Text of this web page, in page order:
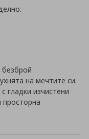
безброй
на мечтите си.
гладки изчистени
просторна